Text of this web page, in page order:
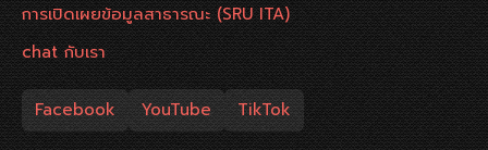
การเปิดเผยข้อมูลสาธารณะ (SRU ITA)
chat กับเรา
Facebook YouTube TikTok